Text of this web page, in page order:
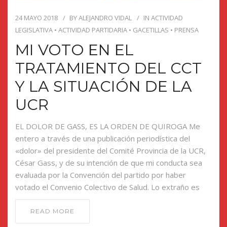
24 MAYO 2018 BYALEJANDRO VIDAL IN ACTIVIDAD
LEGISLATIVA • ACTIVIDAD PARTIDARIA • GACETILLAS • PRENSA
MI VOTO EN EL
TRATAMIENTO DEL CCT
Y LA SITUACIÓN DE LA
UCR
EL DOLOR DE GASS, ES LA ORDEN DE QUIROGA Me
entero a través de una publicación periodística del
«dolor» del presidente del Comité Provincia de la UCR,
César Gass, y de su intención de que mi conducta sea
evaluada por la Convención del partido por haber
votado el Convenio Colectivo de Salud. Lo extraño es
READ MORE